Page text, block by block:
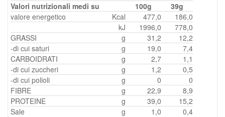
Valori nutrizionali medi su 100g
39g
valore energetico
Kcal 477,0
186,0
kJ
1996,0
778,0
GRASSI
g 31,2
12,2
-di cui saturi
g 19,0
7,4
CARBOIDRATI
g 2,7
1,1
-di cui zuccheri
g 1,2
0,5
-di cui polioli
g 0
0
FIBRE
g 22,9
8,9
PROTEINE
g 39,0
15,2
Sale
g 1,0 0,4